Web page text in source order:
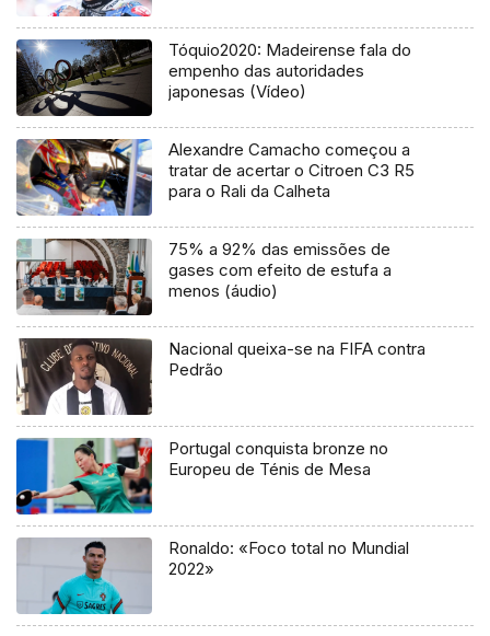
Tóquio2020: Madeirense fala do
empenho das autoridades
japonesas (Vídeo)
Alexandre Camacho começou a
tratar de acertar o Citroen C3 R5
para o Rali da Calheta
75% a 92% das emissões de
gases com efeito de estufa a
menos (áudio)
Nacional queixa-se na FIFA contra
Pedrão
Portugal conquista bronze no
Europeu de Ténis de Mesa
Ronaldo: «Foco total no Mundial
2022»